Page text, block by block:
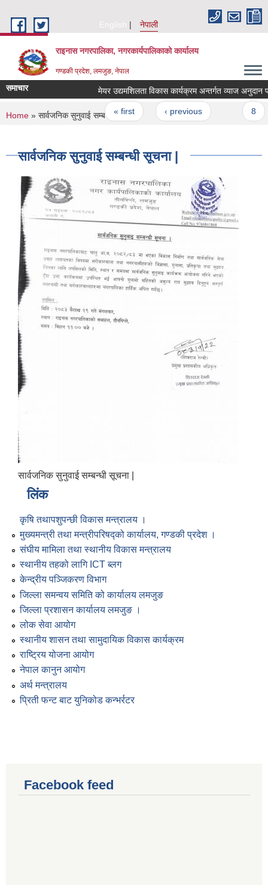
English
नेपाली
राइनास नगरपालिका, नगरकार्यपालिकाको कार्यालय
गण्डकी प्रदेश, लमजुङ, नेपाल
समाचार मेयर उद्यमशिलता विकास कार्यक्रम अन्तर्गत व्याज अनुदान
Pages
« first ‹ previous 8
You are here
Home » सार्वजनिक सुनुवाई सम्बन्धी सूचना |
सार्वजनिक सुनुवाई सम्बन्धी सूचना |
सार्वजनिक सुनुवाई सम्बन्धी सूचना |
लिंक
कृषि तथापशुपन्छी विकास मन्त्रालय ।
मुख्यमन्त्री तथा मन्त्रीपरिषद्को कार्यालय, गण्डकी प्रदेश ।
संघीय मामिला तथा स्थानीय विकास मन्त्रालय
स्थानीय तहको लागि ICT ब्लग
केन्द्रीय पञ्जिकरण विभाग
जिल्ला समन्वय समिति को कार्यालय लमजुङ
जिल्ला प्रशासन कार्यालय लमजुङ ।
लोक सेवा आयोग
स्थानीय शासन तथा सामुदायिक विकास कार्यक्रम
राष्ट्रिय योजना आयोग
नेपाल कानुन आयोग
अर्थ मन्त्रालय
प्रिती फन्ट बाट युनिकोड कन्भर्रटर
Facebook feed